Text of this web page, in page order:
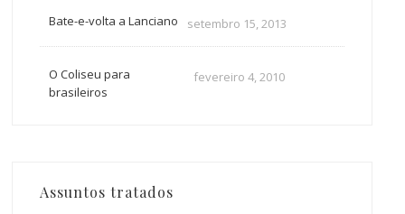
Bate-e-volta a Lanciano setembro 15, 2013
O Coliseu para
brasileiros
fevereiro 4, 2010
Assuntos tratados